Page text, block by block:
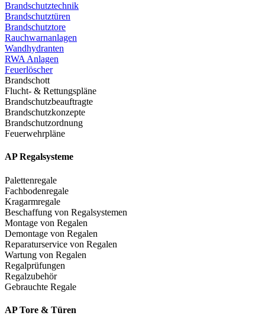
Brandschutztechnik
Brandschutztüren
Brandschutztore
Rauchwarnanlagen
Wandhydranten
RWA Anlagen
Feuerlöscher
Brandschott
Flucht- & Rettungspläne
Brandschutzbeauftragte
Brandschutzkonzepte
Brandschutzordnung
Feuerwehrpläne
AP Regalsysteme
Palettenregale
Fachbodenregale
Kragarmregale
Beschaffung von Regalsystemen
Montage von Regalen
Demontage von Regalen
Reparaturservice von Regalen
Wartung von Regalen
Regalprüfungen
Regalzubehör
Gebrauchte Regale
AP Tore & Türen